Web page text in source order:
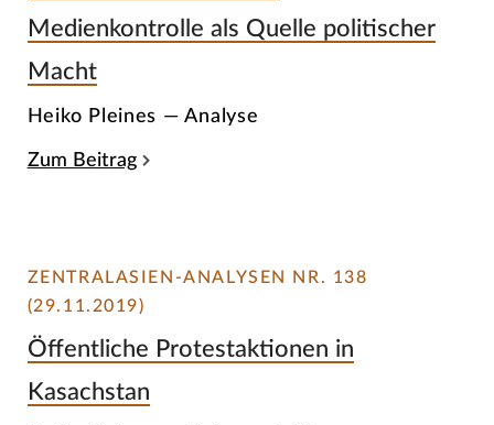
Medienkontrolle als Quelle politischer
Macht
Heiko Pleines — Analyse
Zum Beitrag
ZENTRALASIEN-ANALYSEN NR. 138
(29.11.2019)
Öffentliche Protestaktionen in
Kasachstan